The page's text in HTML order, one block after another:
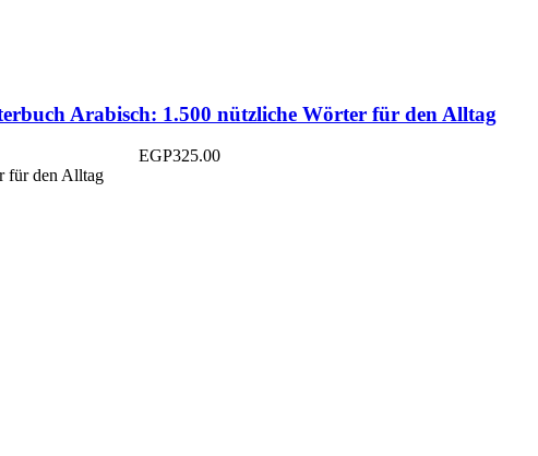
Arabisch: 1.500 nützliche Wörter für den Alltag
EGP325.00